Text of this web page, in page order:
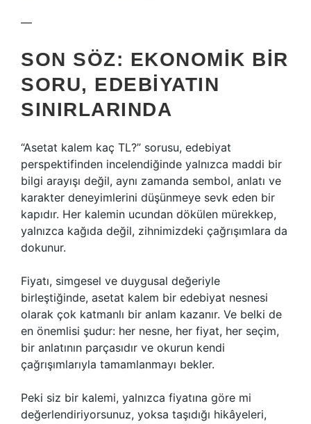
—
SON SÖZ: EKONOMIK BIR
SORU, EDEBIYATIN
SINIRLARINDA
“Asetat kalem kaç TL?” sorusu, edebiyat
perspektifinden incelendiğinde yalnızca maddi bir
bilgi arayışı değil, aynı zamanda sembol, anlatı ve
karakter deneyimlerini düşünmeye sevk eden bir
kapıdır. Her kalemin ucundan dökülen mürekkep,
yalnızca kağıda değil, zihnimizdeki çağrışımlara da
dokunur.
Fiyatı, simgesel ve duygusal değeriyle
birleştiğinde, asetat kalem bir edebiyat nesnesi
olarak çok katmanlı bir anlam kazanır. Ve belki de
en önemlisi şudur: her nesne, her fiyat, her seçim,
bir anlatının parçasıdır ve okurun kendi
çağrışımlarıyla tamamlanmayı bekler.
Peki siz bir kalemi, yalnızca fiyatına göre mi
değerlendiriyorsunuz, yoksa taşıdığı hikâyeleri,